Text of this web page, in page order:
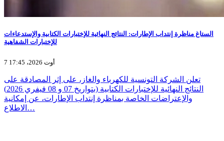
الستاغ مناظرة إنتداب الإطارات: النتائج النهائية للإختبارات الكتابية والإستدعاءات
للإختبارات الشفاهية
7 أوت 2026، 17:45
تعلن الشركة التونسية للكهرباء والغاز، على إثر المصادقة على
النتائج النهائية للإختبارات الكتابية (بتواريخ 07 و 08 فيفري 2026)
والإعتراضات الخاصة بمناظرة إنتداب الإطارات، عن إمكانية
الاطلاع…